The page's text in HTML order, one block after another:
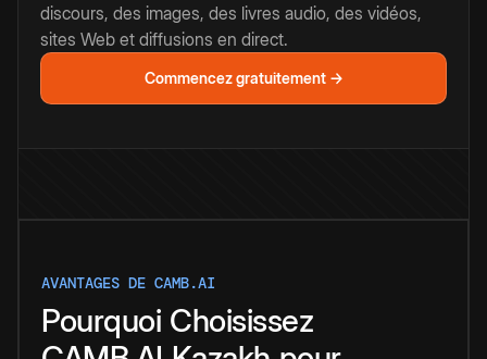
discours, des images, des livres audio, des vidéos,
sites Web et diffusions en direct.
Commencez gratuitement →
AVANTAGES DE CAMB.AI
Pourquoi Choisissez